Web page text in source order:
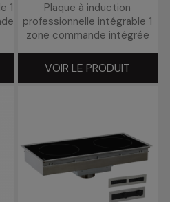
1
Plaque à induction
professionnelle intégrable 1
zone commande intégrée
VOIR LE PRODUIT